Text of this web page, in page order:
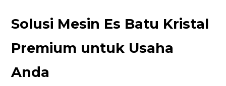
Solusi Mesin Es Batu Kristal
Premium untuk Usaha
Anda